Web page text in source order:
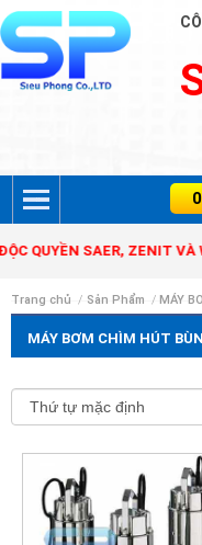
QUYỀN SAER, ZENIT VÀ
Trang chủ / Sản Phẩm / MÁY
MÁY BƠM CHÌM HÚT